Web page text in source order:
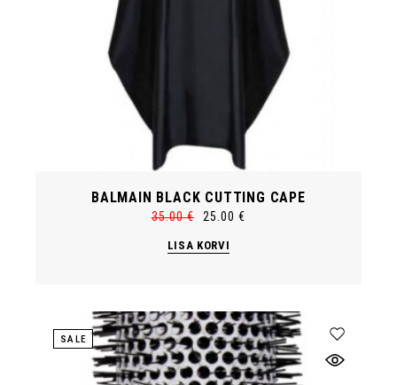
BALMAIN BLACK CUTTING CAPE
35.00€
Algne
oli:
25.00€
Current
LISA KORVI
SALE